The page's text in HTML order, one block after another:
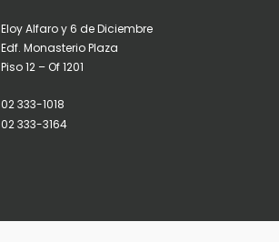
Eloy Alfaro y 6 de Diciembre
Edf. Monasterio Plaza
Piso 12 – Of 1201
02 333-1018
02 333-3164